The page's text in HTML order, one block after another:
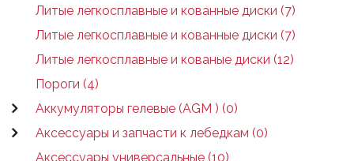
Литые легкосплавные и кованные диски (7)
Литые легкосплавные и кованные диски (7)
Литые легкосплавные и кованые диски (12)
Пороги (4)
Аккумуляторы гелевые (AGM ) (0)
Аксессуары и запчасти к лебедкам (0)
Аксессуары универсальные (10)